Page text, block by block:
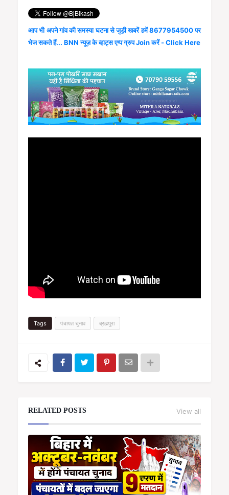
आप भी अपने गांव की समस्या घटना से जुड़ी खबरें हमें 8677954500 पर
भेज सकते हैं... BNN न्यूज़ के व्हाट्स एप्प ग्रुप Join करें - Click Here
Tags पंचायत चुनाव ब्रह्मपुरा
RELATED POSTS View all